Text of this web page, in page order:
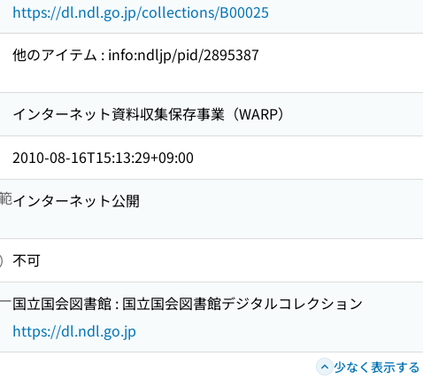
https://dl.ndl.go.jp/collections/B00025
他のアイテム : info:ndljp/pid/2895387
インターネット資料収集保存事業（WARP）
2010-08-16T15:13:29+09:00
インターネット公開
不可
国立国会図書館 : 国立国会図書館デジタルコレクション
https://dl.ndl.go.jp
少なく表示する